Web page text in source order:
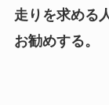
走りを求める
お勧めする。